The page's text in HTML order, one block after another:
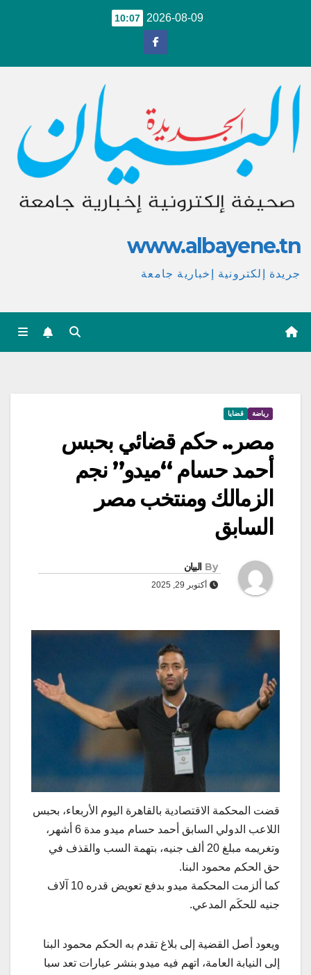
2026-08-09
10:07
www.albayene.tn
جريدة إلكترونية إخبارية جامعة
رياضة قضايا
مصر.. حكم قضائي بحبس
أحمد حسام “ميدو” نجم
الزمالك ومنتخب مصر
السابق
By البيان
أكتوبر 29, 2025
قضت المحكمة الاقتصادية بالقاهرة اليوم الأربعاء، بحبس
اللاعب الدولي السابق أحمد حسام ميدو مدة 6 أشهر،
وتغريمه مبلغ 20 ألف جنيه، بتهمة السب والقذف في
حق الحكم محمود البنا.
كما ألزمت المحكمة ميدو بدفع تعويض قدره 10 آلاف
جنيه للحكَم المدعي.
ويعود أصل القضية إلى بلاغ تقدم به الحكم محمود البنا
إلى النيابة العامة، اتهم فيه ميدو بنشر عبارات تعد سبا